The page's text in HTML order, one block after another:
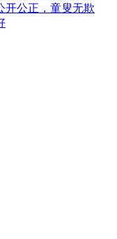
开公正，童叟无欺